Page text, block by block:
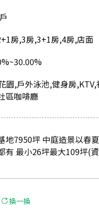
房,3房,3+1房,4房,店面
園,戶外泳池,健身房
區咖啡廳
地7950坪 中庭造景以春
有 最小26坪最大109坪(
換一換